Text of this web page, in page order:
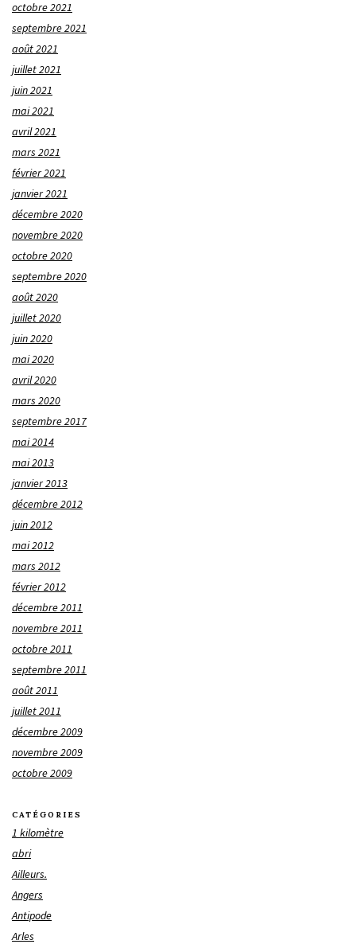
octobre 2021
septembre 2021
août 2021
juillet 2021
juin 2021
mai 2021
avril 2021
mars 2021
février 2021
janvier 2021
décembre 2020
novembre 2020
octobre 2020
septembre 2020
août 2020
juillet 2020
juin 2020
mai 2020
avril 2020
mars 2020
septembre 2017
mai 2014
mai 2013
janvier 2013
décembre 2012
juin 2012
mai 2012
mars 2012
février 2012
décembre 2011
novembre 2011
octobre 2011
septembre 2011
août 2011
juillet 2011
décembre 2009
novembre 2009
octobre 2009
CATÉGORIES
1 kilomètre
abri
Ailleurs.
Angers
Antipode
Arles